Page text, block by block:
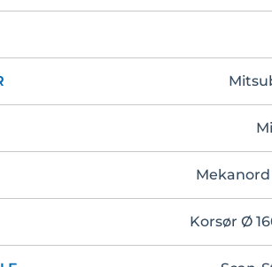
Mekanord
Korsør Ø